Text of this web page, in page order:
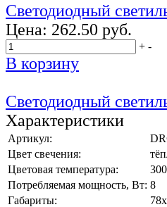
Светодиодный
Цена: 262.50 руб.
+ -
В корзину
Светодиодный
Характеристики
Артикул:
Цвет свечения:
Цветовая температура:
Потребляемая мощность, Вт: 8
Габариты: